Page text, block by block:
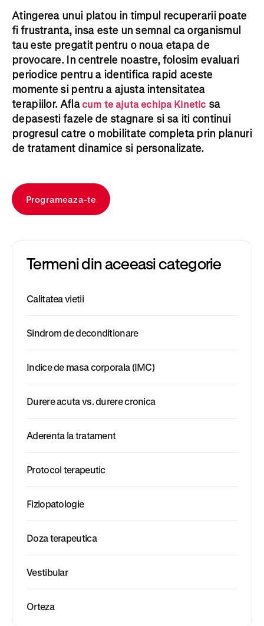
Atingerea unui platou in timpul recuperarii poate
fi frustranta, insa este un semnal ca organismul
tau este pregatit pentru o noua etapa de
provocare. In centrele noastre, folosim evaluari
periodice pentru a identifica rapid aceste
momente si pentru a ajusta intensitatea
terapiilor. Afla cum te ajuta echipa Kinetic sa
depasesti fazele de stagnare si sa iti continui
progresul catre o mobilitate completa prin planuri
de tratament dinamice si personalizate.
Programeaza-te
Termeni din aceeasi categorie
Calitatea vietii
Sindrom de deconditionare
Indice de masa corporala (IMC)
Durere acuta vs. durere cronica
Aderenta la tratament
Protocol terapeutic
Fiziopatologie
Doza terapeutica
Vestibular
Orteza